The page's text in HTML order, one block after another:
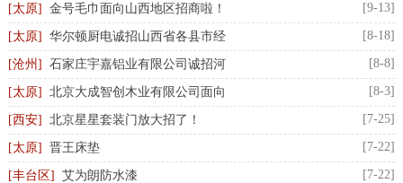
[太原] 金号毛巾面向山西地区招商啦！ [9-13]
[太原] 华尔顿厨电诚招山西省各县市经 [8-18]
[沧州] 石家庄宇嘉铝业有限公司诚招河 [8-8]
[太原] 北京大成智创木业有限公司面向 [8-3]
[西安] 北京星星套装门放大招了！ [7-25]
[太原] 晋王床垫 [7-22]
[丰台区] 艾为朗防水漆 [7-22]